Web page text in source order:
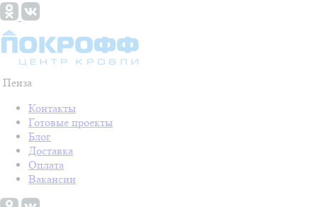
Пенза
Контакты
Готовые проекты
Блог
Доставка
Оплата
Вакансии